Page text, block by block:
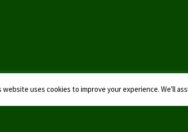
website uses cookies to improve your experience. We'll